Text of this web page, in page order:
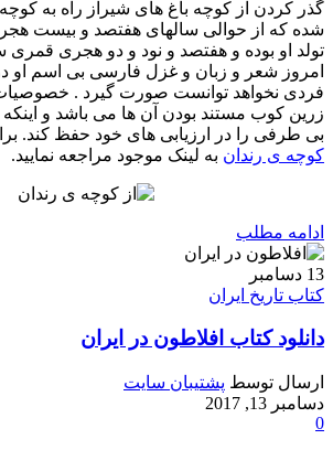
گذر کردن از کوچه باغ های شیراز راه به
شده که از حوالی سالهای هفتصد و بیست
تولد او بوده و هفتصد و نود و دو هجری قمری
امروز شعر و زبان و غزل فارسی بی اسم او
فردی نخواهد توانست صورت گیرد . خصوصیات
زرین کوب مستند بودن آن ها می باشد و اینکه
بی طرفی را در ارزیابی های خود حفظ کند.
کوچه ی رندان به لینک موجود مراجعه نمایید.
ادامه مطلب
13 دسامبر
کتاب تاریخ ایران
دانلود کتاب افلاطون در ایران
ارسال توسط پشتیبان سایت
دسامبر 13, 2017
0